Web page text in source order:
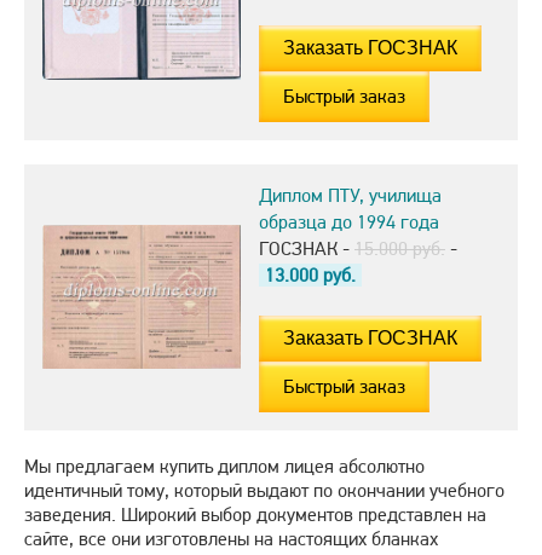
Быстрый заказ
Диплом ПТУ, училища
образца до 1994 года
ГОСЗНАК - 15.000 руб. -
13.000 руб.
Быстрый заказ
Мы предлагаем купить диплом лицея абсолютно
идентичный тому, который выдают по окончании учебного
заведения. Широкий выбор документов представлен на
сайте, все они изготовлены на настоящих бланках